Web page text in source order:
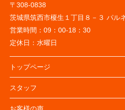
〒308-0838
茨城県筑西市榎生１丁目８－３ パル
営業時間： 09：00-18：30
定休日： 水曜日
トップページ
スタッフ
お客様の声